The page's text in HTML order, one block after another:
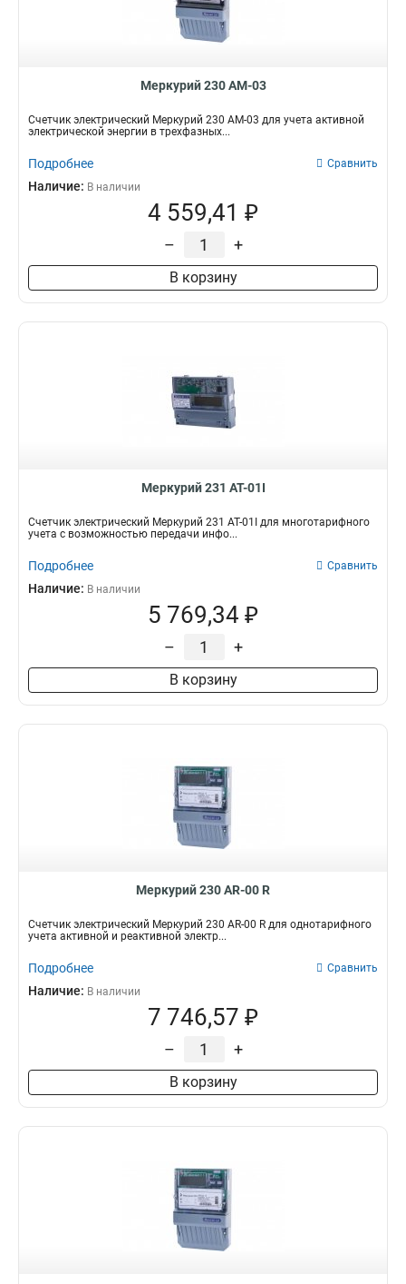
Меркурий 230 АМ-03
Счетчик электрический Меркурий 230 АМ-03 для учета активной
электрической энергии в трехфазных...
Подробнее Сравнить
Наличие: В наличии
4 559,41 ₽
– +
В корзину
Меркурий 231 АТ-01I
Счетчик электрический Меркурий 231 АТ-01I для многотарифного
учета с возможностью передачи инфо...
Подробнее Сравнить
Наличие: В наличии
5 769,34 ₽
– +
В корзину
Меркурий 230 AR-00 R
Счетчик электрический Меркурий 230 AR-00 R для однотарифного
учета активной и реактивной электр...
Подробнее Сравнить
Наличие: В наличии
7 746,57 ₽
– +
В корзину